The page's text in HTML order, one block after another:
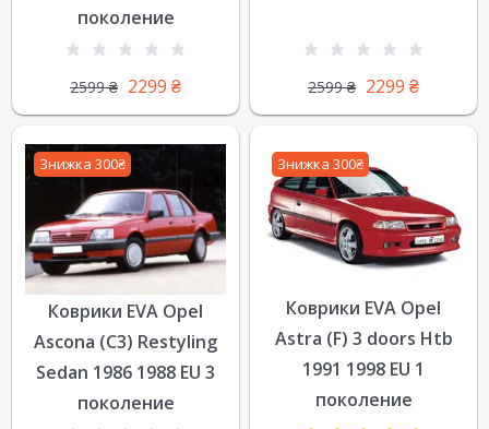
поколение
2599₴ 2299 ₴ 2599₴ 2299 ₴
Знижка 300₴
Коврики EVA Opel
Ascona (C3) Restyling
Sedan 1986 1988 EU 3
поколение
Знижка 300₴
Коврики EVA Opel
Astra (F) 3 doors Htb
1991 1998 EU 1
поколение